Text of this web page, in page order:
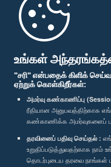
உங்கள்
"சரி" என்பதைக் கிளிக்
ஏற்றுக் கொள்கிறீர்கள்:
அமர்வு கண்காணிப்பு
ரீதியான அனுபவத்திற்காக
கண்காணிக்க அமர்வுகளைப்
தரவினைப் பதிவு செய்தல் :
உறுதிப்படுத்துவதற்காக நாம்
தொடர்புடைய தரவை நாங்கள்
பாராளுமன்ற கையடக்க செயலி
எம்மை பின்தொடர்க :
விருதுகள்